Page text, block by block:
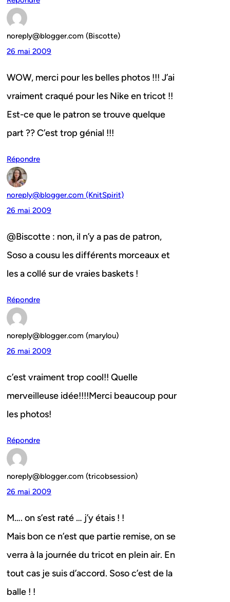
noreply@blogger.com (Biscotte)
26 mai 2009
WOW, merci pour les belles photos !!! J’ai
vraiment craqué pour les Nike en tricot !!
Est-ce que le patron se trouve quelque
part ?? C’est trop génial !!!
Répondre
noreply@blogger.com (KnitSpirit)
26 mai 2009
@Biscotte : non, il n’y a pas de patron,
Soso a cousu les différents morceaux et
les a collé sur de vraies baskets !
Répondre
noreply@blogger.com (marylou)
26 mai 2009
c’est vraiment trop cool!! Quelle
merveilleuse idée!!!!Merci beaucoup pour
les photos!
Répondre
noreply@blogger.com (tricobsession)
26 mai 2009
M…. on s’est raté … j’y étais ! !
Mais bon ce n’est que partie remise, on se
verra à la journée du tricot en plein air. En
tout cas je suis d’accord. Soso c’est de la
balle ! !